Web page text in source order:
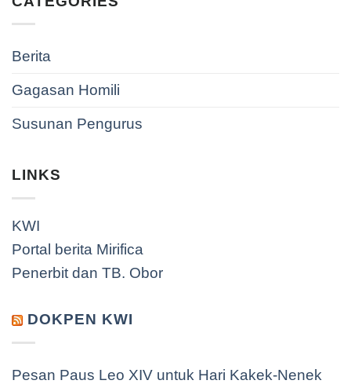
Berita
Gagasan Homili
Susunan Pengurus
LINKS
KWI
Portal berita Mirifica
Penerbit dan TB. Obor
DOKPEN KWI
Pesan Paus Leo XIV untuk Hari Kakek-Nenek